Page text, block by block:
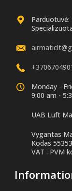
Parduotuvė:
Monday -
9:00 am -
UAB Luft
Vygantas
Kodas
VAT : PVM